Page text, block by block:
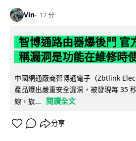
Vin 17 分
智博通路由器爆後門 官
稱漏洞是功能在維修時
中國網通廠商智博通電子（Zbtlink
產品爆出嚴重安全漏洞，被發現每 35
線，旗...
閱讀全文
分享